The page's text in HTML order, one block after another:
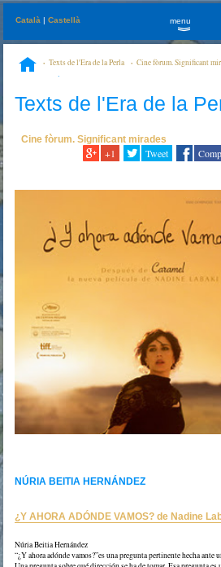
Català |Castellà menu
»
Texts de l'Era de la Perla Cine fòrum. Significant
AHORA ADÓNDE VAMOS? de Nadine Labaki
Texts de l'Era de la
Cine fòrum. Significant mirades
+1 Tweet
NÚRIA BEITIA HERNÁNDEZ
¿Y AHORA ADÓNDE VAMOS? de Nadine
Núria Beitia Hernández
“¿Y ahora adónde vamos?”es una pregunta pertinente hecha ante